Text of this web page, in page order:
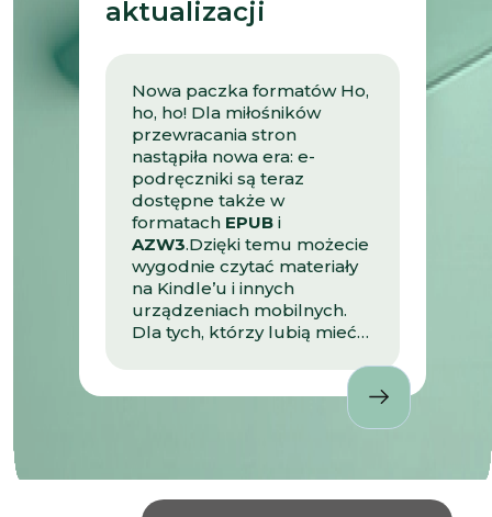
współpracy. Korzystaj, łącz
buduj własne ścieżki
uczenia się.Wejdź do gry!
Pokonuj kolejne poziomy,
zbierając ekwipunek
edukacyjny przed sesją i
przejdź spokojnie nawet
najtrudniejszy semestr.
aktualizacji
Nowa paczka formatów Ho,
ho, ho! Dla miłośników
przewracania stron
nastąpiła nowa era: e-
podręczniki są teraz
dostępne także w
formatach EPUB i
AZW3.Dzięki temu możecie
wygodnie czytać materiały
na Kindle’u i innych
urządzeniach mobilnych.
Dla tych, którzy lubią mieć
— udostępniliśmy również
możliwość pobrania treści w
AGH e-podręczniki! .entry-
title{display:none!important;}